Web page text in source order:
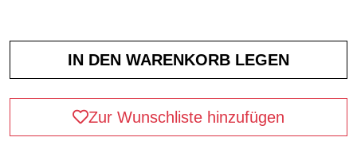
Zur Wunschliste hinzufügen